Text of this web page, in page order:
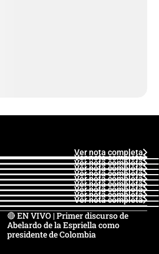
Ver nota completa
Ver nota completa
Ver nota completa
Ver nota completa
Ver nota completa
Ver nota completa
Ver nota completa
Ver nota completa
Ver nota completa
Ver nota completa
🔴 EN VIVO | Primer discurso de
Abelardo de la Espriella como
presidente de Colombia